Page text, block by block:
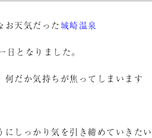
お天気だった城崎温泉
日となりました。
何だか気持ちが焦ってしまいます
にしっかり気を引き締めていきた